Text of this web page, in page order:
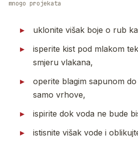
mnogo projekata
uklonite višak boje o rub
isperite kist pod mlakom
smjeru vlakana,
operite blagim sapunom
samo vrhove,
ispirite dok voda ne bude
istisnite višak vode i